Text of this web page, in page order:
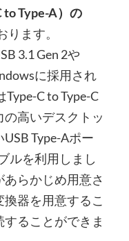
to Type-A）の
ります。
3.1 Gen 2や
に採用され
C to Type-C
高いデスクトッ
Type-Aポー
ルを利用しまし
らかじめ用意さ
器を用意するこ
ることができま